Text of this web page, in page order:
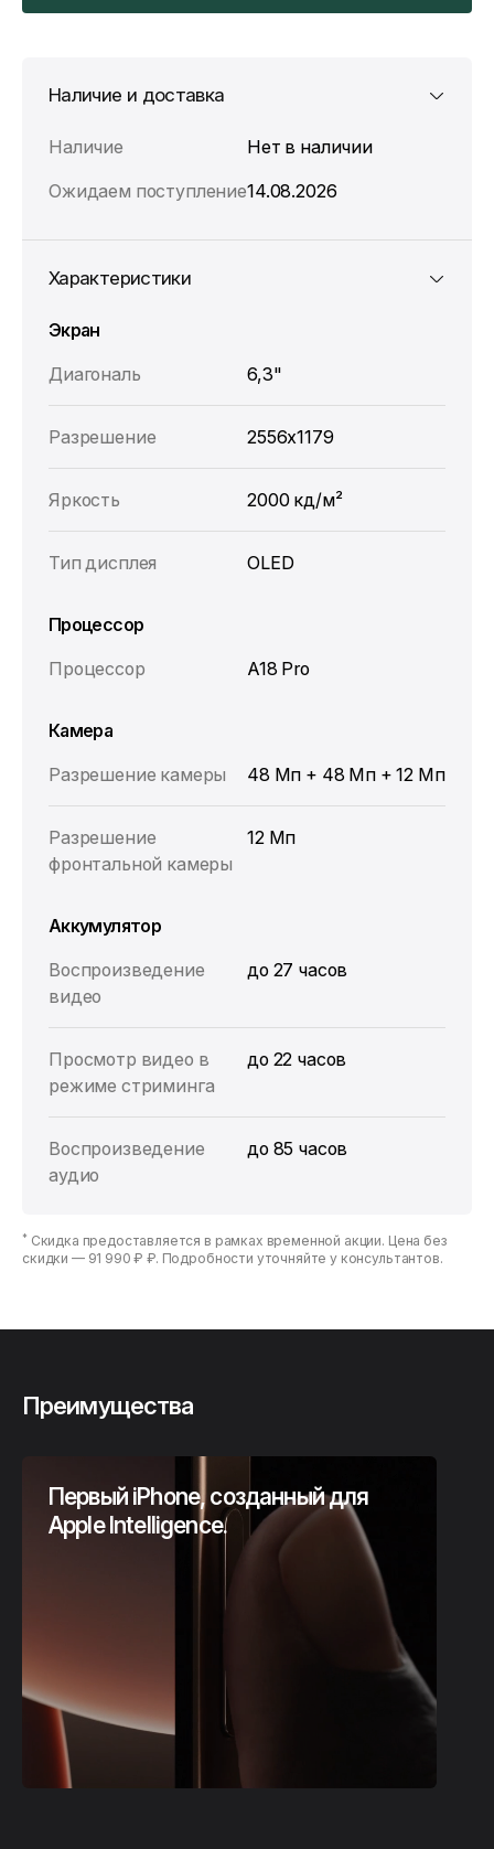
Наличие и доставка
Наличие
Нет в наличии
Ожидаем поступление14.08.2026
Характеристики
Экран
Диагональ
6,3"
Разрешение 2556x1179
Яркость 2000 кд/м²
Тип дисплея OLED
Процессор
Процессор
A18 Pro
Камера
Разрешение камеры
48 Мп + 48 Мп + 12 Мп
Разрешение
фронтальной камеры
12 Мп
Аккумулятор
Воспроизведение
видео
до 27 часов
Просмотр видео в
режиме стриминга
до 22 часов
Воспроизведение
аудио
до 85 часов
* Скидка предоставляется в рамках временной акции. Цена без
скидки — 91 990 ₽ ₽. Подробности уточняйте у консультантов.
Преимущества
Первый iPhone, созданный для
Apple Intelligence.